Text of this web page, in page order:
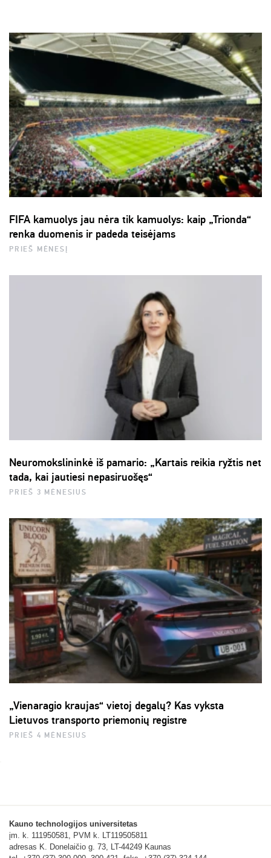
FIFA kamuolys jau nėra tik kamuolys: kaip „Trionda“
renka duomenis ir padeda teisėjams
PRIEŠ MĖNESĮ
Neuromokslininkė iš pamario: „Kartais reikia ryžtis net
tada, kai jautiesi nepasiruošęs“
PRIEŠ 3 MĖNESIUS
„Vienaragio kraujas“ vietoj degalų? Kas vyksta
Lietuvos transporto priemonių registre
PRIEŠ 4 MĖNESIUS
Kauno technologijos universitetas
įm. k. 111950581, PVM k. LT119505811
adresas K. Donelaičio g. 73, LT-44249 Kaunas